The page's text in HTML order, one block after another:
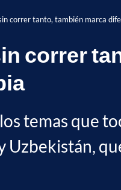
correr tanto, también marca
correr
temas que
Uzbekistán,